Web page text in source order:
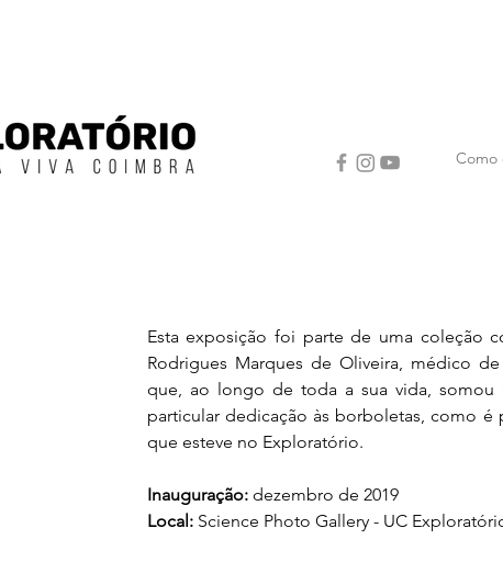
Como
Esta exposição foi parte de uma coleção
Rodrigues Marques de Oliveira, médico
que, ao longo de toda a sua vida, somou
particular dedicação às borboletas, como é
que esteve no Exploratório.
Inauguração: dezembro de 2019
Local: Science Photo Gallery - UC